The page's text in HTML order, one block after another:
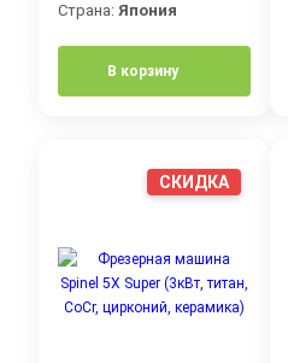
Страна: Япония
В корзину
СКИДКА